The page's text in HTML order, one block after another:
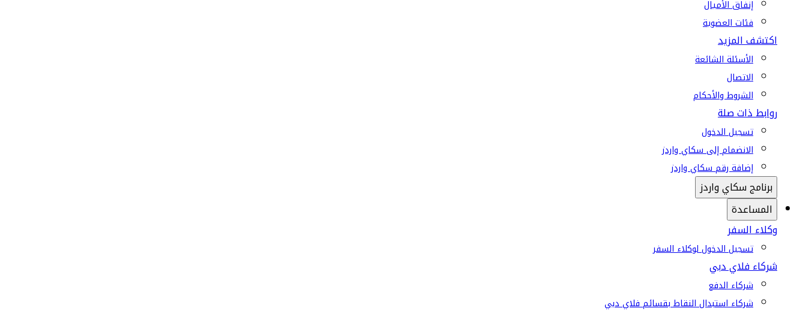
إنفاق الأميال
فئات العضوية
اكتشف المزيد
الأسئلة الشائعة
الاتصال
الشروط والأحكام
روابط ذات صلة
تسجيل الدخول
الانضمام إلى سكاي واردز
إضافة رقم سكاي واردز
برنامج سكاي واردز
المساعدة
وكلاء السفر
تسجيل الدخول لوكلاء السفر
شركاء فلاي دبي
شركاء الدفع
شركاء استبدال النقاط بقسائم فلاي دبي